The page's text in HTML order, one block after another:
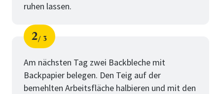
ruhen lassen.
Schritt
2
von
3
Am nächsten Tag zwei Backbleche mit
Backpapier belegen. Den Teig auf der
bemehlten Arbeitsfläche halbieren und mit den